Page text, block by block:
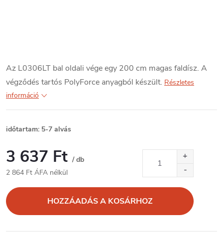
Az L0306LT bal oldali vége egy 200 cm magas faldísz. A
végződés tartós PolyForce anyagból készült. Részletes
információ
időtartam: 5-7 alvás
3 637 Ft / db
2 864 Ft ÁFA nélkül
HOZZÁADÁS A KOSÁRHOZ